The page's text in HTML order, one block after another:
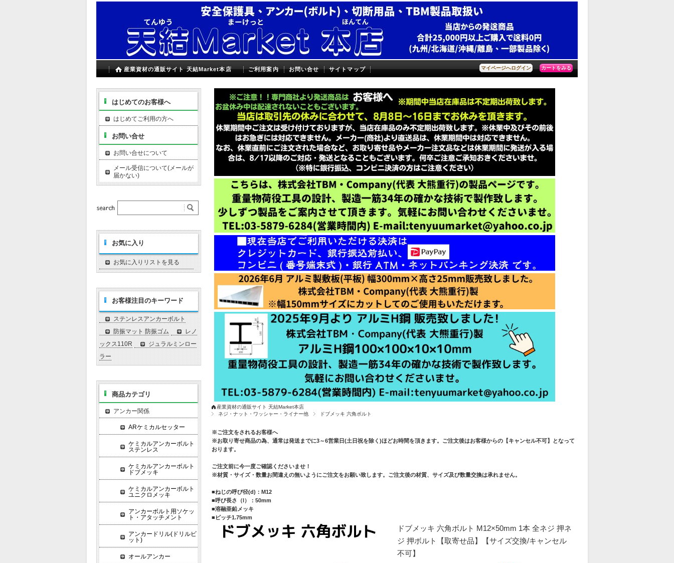
マイページへログイン カートをみる
産業資材の通販サイト 天結Market本店 ご利用案内 お問い合せ サイトマップ
産業資材の通販サイト 天結Market本店
ネジ・ナット・ワッシャー・ライナー他
ドブメッキ 六角ボルト
※ご注文をされるお客様へ
※お取り寄せ商品の為、通常は発送までに3～6営業日(土日祝を除く)ほどお時間を頂きます。ご注文後はお客様からの【キャンセル不可】となって
おります。
ご注文前に今一度ご確認くださいませ！
※材質・サイズ・数量お間違えの無いようにご注文をお願い致します。ご注文後の材質、サイズ及び数量交換は承れません。
■ねじの呼び径(d)：M12
■呼び長さ（l）：50mm
■溶融亜鉛メッキ
■ピッチ1.75mm
ドブメッキ 六角ボルト M12×50mm 1本 全ネジ 押ネ
ジ 押ボルト【取寄せ品】【サイズ交換/キャンセル
不可】
はじめてのお客様へ
はじめてご利用の方へ
お問い合せ
お問い合せについて
メール受信について(メールが
届かない)
お気に入り
お気に入りリストを見る
お客様注目のキーワード
ステンレスアンカーボルト
防振マット 防振ゴム
レノ
ックス110R
ジュラルミンロー
ラー
商品カテゴリ
アンカー関係
ARケミカルセッター
ケミカルアンカーボルト
ステンレス
ケミカルアンカーボルト
ドブメッキ
ケミカルアンカーボルト
ユニクロメッキ
アンカーボルト用ソケッ
ト・アタッチメント
アンカードリル(ドリルビ
ット)
オールアンカー